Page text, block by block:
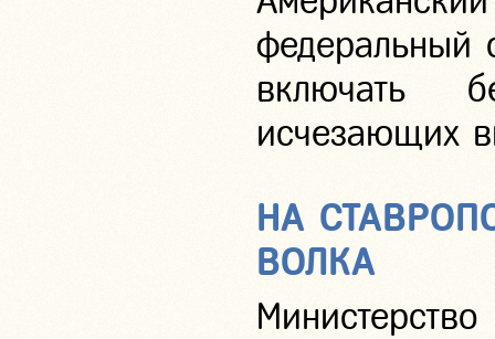
федеральный
включать
исчезающих
НА
ВОЛКА